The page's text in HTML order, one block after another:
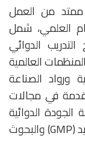
ممتد من العمل
العلمي، شمل
الدوائي
العالمية
ورواد الصناعة
في مجالات
الجودة الدوائية
والشؤون التنظيمية وممارسات التصنيع الجيد (GMP) والبحوث